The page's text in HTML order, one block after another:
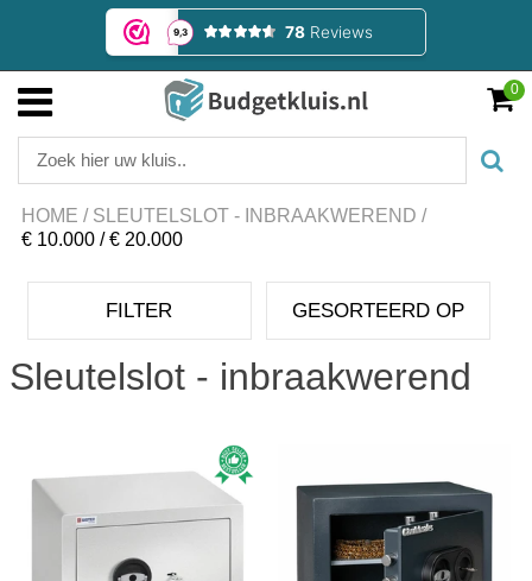
0
HOME / SLEUTELSLOT - INBRAAKWEREND /
€ 10.000 / € 20.000
FILTER GESORTEERD OP
Sleutelslot - inbraakwerend